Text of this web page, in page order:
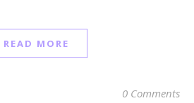
READ MORE
0 Comments